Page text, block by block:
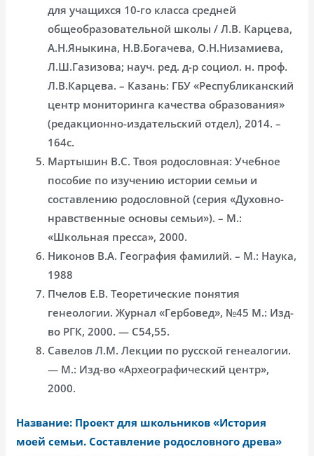
для учащихся 10-го класса средней
общеобразовательной школы / Л.В. Карцева,
А.Н.Яныкина, Н.В.Богачева, О.Н.Низамиева,
Л.Ш.Газизова; науч. ред. д-р социол. н. проф.
Л.В.Карцева. – Казань: ГБУ «Республиканский
центр мониторинга качества образования»
(редакционно-издательский отдел), 2014. –
164с.
Мартышин В.С. Твоя родословная: Учебное
пособие по изучению истории семьи и
составлению родословной (серия «Духовно-
нравственные основы семьи»). – М.:
«Школьная пресса», 2000.
Никонов В.А. География фамилий. – М.: Наука,
1988
Пчелов Е.В. Теоретические понятия
генеологии. Журнал «Гербовед», №45 М.: Изд-
во РГК, 2000. — С54,55.
Савелов Л.М. Лекции по русской генеалогии.
— М.: Изд-во «Археографический центр»,
2000.
Название: Проект для школьников «История
моей семьи. Составление родословного древа»